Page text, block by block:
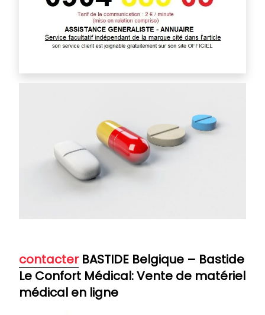
contacterBASTIDE Belgique – Bastide
Le Confort Médical: Vente de matériel
médical en ligne